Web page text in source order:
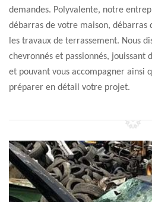
demandes. Polyvalente, notre
débarras de votre maison, débarras
les travaux de terrassement. Nous
chevronnés et passionnés, jouissant
et pouvant vous accompagner ainsi
préparer en détail votre projet.